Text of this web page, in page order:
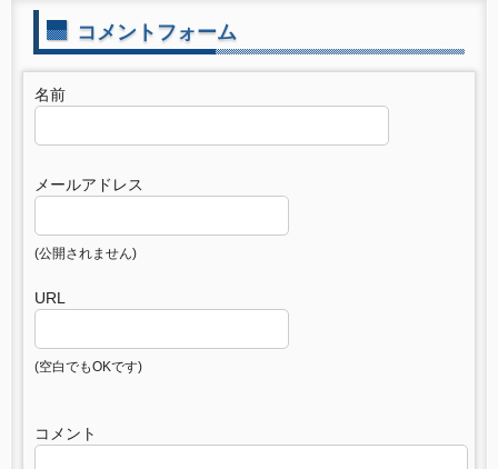
コメントフォーム
名前
メールアドレス
(公開されません)
URL
(空白でもOKです)
コメント